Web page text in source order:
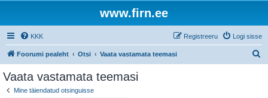
www.firn.ee
KKK Logi sisse
Registreeru
Foorumi pealeht Otsi Vaata vastamata teemasi
Vaata vastamata teemasi
Mine täiendatud otsinguisse